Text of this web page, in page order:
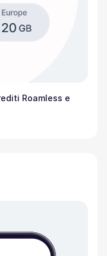
Roamless e